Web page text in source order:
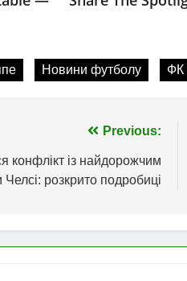
Новини футболу
Previous:
конфлікт із найдорожчим
розкрито подробиці